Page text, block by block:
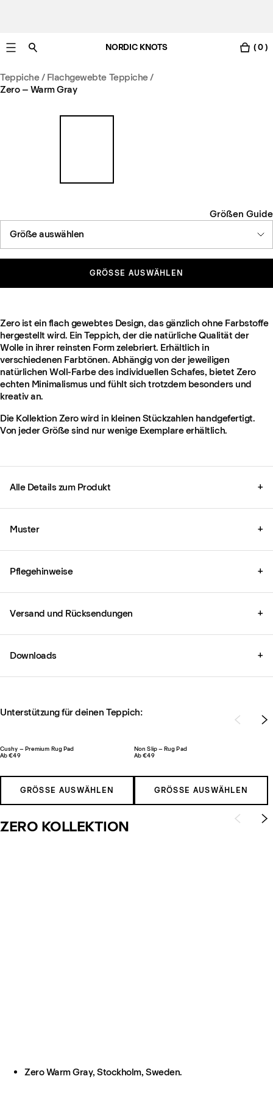
NORDIC KNOTS ( 0 )
Teppiche/ Flachgewebte Teppiche/
Zero – Warm Gray
Größen Guide
Größe auswählen
GRÖSSE AUSWÄHLEN
Zero ist ein flach gewebtes Design, das gänzlich ohne Farbstoffe
hergestellt wird. Ein Teppich, der die natürliche Qualität der
Wolle in ihrer reinsten Form zelebriert. Erhältlich in
verschiedenen Farbtönen. Abhängig von der jeweiligen
natürlichen Woll-Farbe des individuellen Schafes, bietet Zero
echten Minimalismus und fühlt sich trotzdem besonders und
kreativ an.
Die Kollektion Zero wird in kleinen Stückzahlen handgefertigt.
Von jeder Größe sind nur wenige Exemplare erhältlich.
Alle Details zum Produkt +
Muster +
Pflegehinweise +
Versand und Rücksendungen +
Downloads +
Unterstützung für deinen Teppich:
Cushy – Premium Rug Pad
Ab €49
GRÖSSE AUSWÄHLEN
Non Slip – Rug Pad
Ab €49
GRÖSSE AUSWÄHLEN
ZERO KOLLEKTION
Zero Warm Gray, Stockholm, Sweden.